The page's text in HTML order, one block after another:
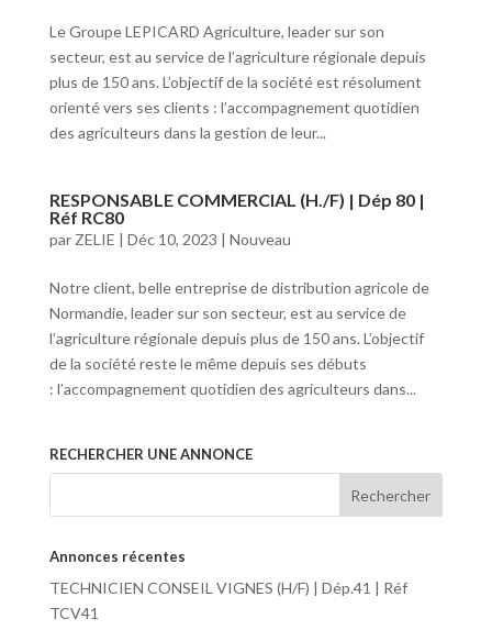
Le Groupe LEPICARD Agriculture, leader sur son
secteur, est au service de l’agriculture régionale depuis
plus de 150 ans. L’objectif de la société est résolument
orienté vers ses clients : l’accompagnement quotidien
des agriculteurs dans la gestion de leur...
RESPONSABLE COMMERCIAL (H./F) | Dép 80 |
Réf RC80
par ZELIE | Déc 10, 2023 | Nouveau
Notre client, belle entreprise de distribution agricole de
Normandie, leader sur son secteur, est au service de
l’agriculture régionale depuis plus de 150 ans. L’objectif
de la société reste le même depuis ses débuts
: l’accompagnement quotidien des agriculteurs dans...
RECHERCHER UNE ANNONCE
Annonces récentes
TECHNICIEN CONSEIL VIGNES (H/F) | Dép.41 | Réf
TCV41